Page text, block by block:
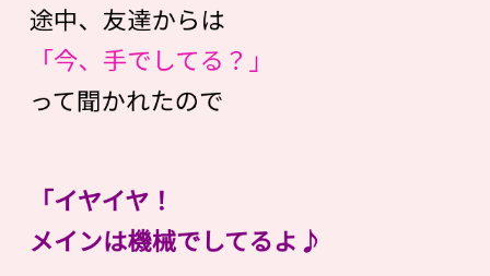
途中、友達からは
「今、手でしてる？」
って聞かれたので
「イヤイヤ！
メインは機械でしてるよ♪